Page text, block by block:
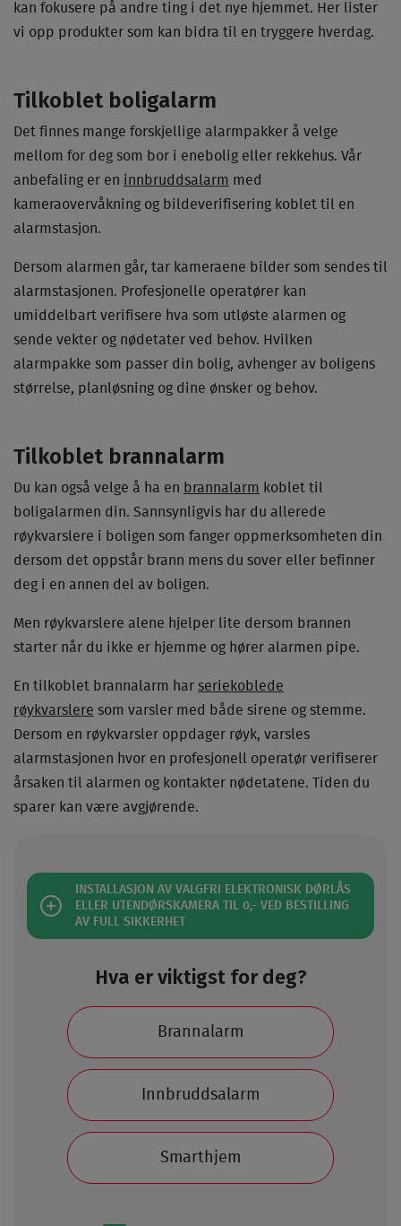
kan fokusere på andre ting i det nye hjemmet. Her lister
vi opp produkter som kan bidra til en tryggere hverdag.
Tilkoblet boligalarm
Det finnes mange forskjellige alarmpakker å velge
mellom for deg som bor i enebolig eller rekkehus. Vår
anbefaling er en innbruddsalarm med
kameraovervåkning og bildeverifisering koblet til en
alarmstasjon.
Dersom alarmen går, tar kameraene bilder som sendes til
alarmstasjonen. Profesjonelle operatører kan
umiddelbart verifisere hva som utløste alarmen og
sende vekter og nødetater ved behov. Hvilken
alarmpakke som passer din bolig, avhenger av boligens
størrelse, planløsning og dine ønsker og behov.
Tilkoblet brannalarm
Du kan også velge å ha en brannalarm koblet til
boligalarmen din. Sannsynligvis har du allerede
røykvarslere i boligen som fanger oppmerksomheten din
dersom det oppstår brann mens du sover eller befinner
deg i en annen del av boligen.
Men røykvarslere alene hjelper lite dersom brannen
starter når du ikke er hjemme og hører alarmen pipe.
En tilkoblet brannalarm har seriekoblede
røykvarslere som varsler med både sirene og stemme.
Dersom en røykvarsler oppdager røyk, varsles
alarmstasjonen hvor en profesjonell operatør verifiserer
årsaken til alarmen og kontakter nødetatene. Tiden du
sparer kan være avgjørende.
INSTALLASJON AV VALGFRI ELEKTRONISK DØRLÅS
ELLER UTENDØRSKAMERA TIL 0,- VED BESTILLING
AV FULL SIKKERHET
Hva er viktigst for deg?
Brannalarm
Innbruddsalarm
Smarthjem